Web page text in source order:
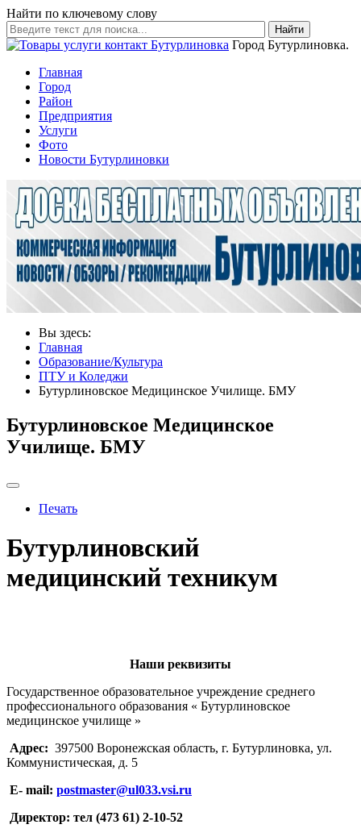
Найти по ключевому слову
Найти
Город Бутурлиновка.
Главная
Город
Район
Предприятия
Услуги
Фото
Новости Бутурлиновки
Вы здесь:
Главная
Образование/Культура
ПТУ и Коледжи
Бутурлиновское Медицинское Училище. БМУ
Бутурлиновское Медицинское
Училище. БМУ
Печать
Бутурлиновский
медицинский техникум
Наши реквизиты
Государственное образовательное учреждение среднего
профессионального образования « Бутурлиновское
медицинское училище »
Адрес: 397500 Воронежская область, г. Бутурлиновка, ул.
Коммунистическая, д. 5
E- mail: postmaster@ul033.vsi.ru
Директор: тел (473 61) 2-10-52